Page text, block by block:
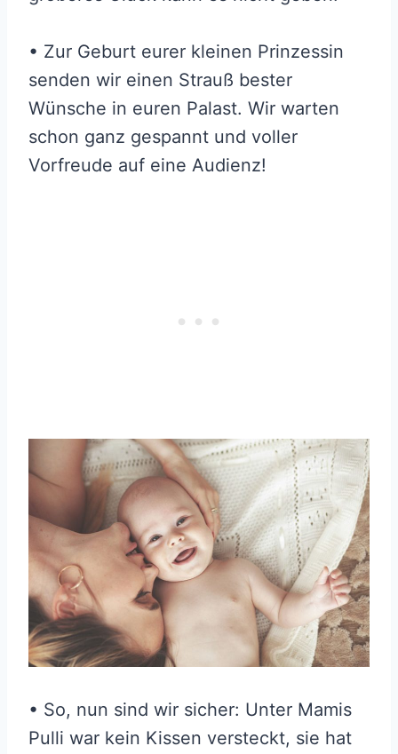
• Zur Geburt eurer kleinen Prinzessin
senden wir einen Strauß bester
Wünsche in euren Palast. Wir warten
schon ganz gespannt und voller
Vorfreude auf eine Audienz!
• So, nun sind wir sicher: Unter Mamis
Pulli war kein Kissen versteckt, sie hat